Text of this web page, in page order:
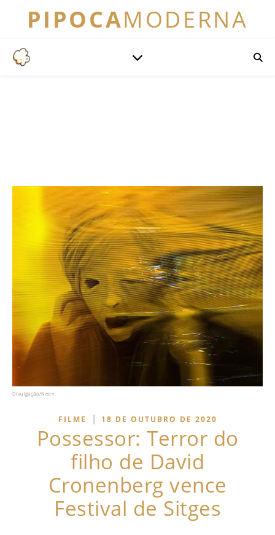
PIPOCAMODERNA
Divulgação/Neon
FILME | 18 DE OUTUBRO DE 2020
Possessor: Terror do
filho de David
Cronenberg vence
Festival de Sitges